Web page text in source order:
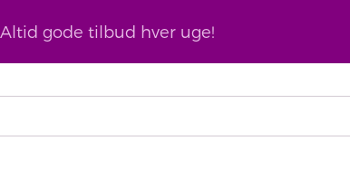
Altid gode tilbud hver uge!